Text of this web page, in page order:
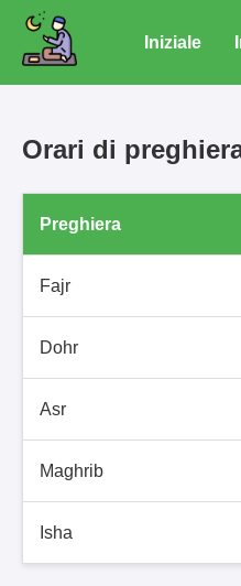
Iniziale
Orari di
Preghiera
Fajr
Dohr
Asr
Maghrib
Isha